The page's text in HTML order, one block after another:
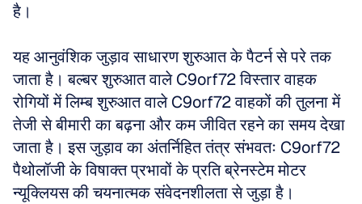
है।
यह आनुवंशिक जुड़ाव साधारण शुरुआत के पैटर्न से परे तक
जाता है। बल्बर शुरुआत वाले C9orf72 विस्तार वाहक
रोगियों में लिम्ब शुरुआत वाले C9orf72 वाहकों की तुलना में
तेजी से बीमारी का बढ़ना और कम जीवित रहने का समय देखा
जाता है। इस जुड़ाव का अंतर्निहित तंत्र संभवतः C9orf72
पैथोलॉजी के विषाक्त प्रभावों के प्रति ब्रेनस्टेम मोटर
न्यूक्लियस की चयनात्मक संवेदनशीलता से जुड़ा है।